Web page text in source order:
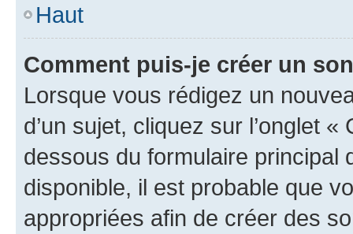
Haut
Comment puis-je créer un
Lorsque vous rédigez un
d’un sujet, cliquez sur l’onglet
dessous du formulaire principal
disponible, il est probable que
appropriées afin de créer des